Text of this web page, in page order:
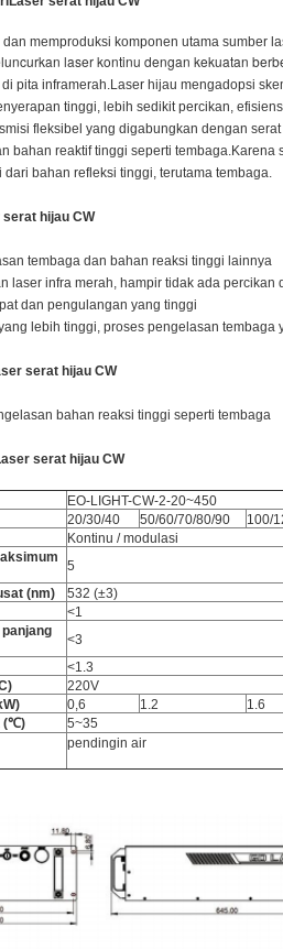
memproduksi komponen utama sumber
laser kontinu dengan kekuatan
pita inframerah.Laser hijau mengadopsi
tinggi, lebih sedikit percikan,
fleksibel yang digabungkan dengan
bahan reaktif tinggi seperti
bahan refleksi tinggi, terutama tembaga.
serat hijau CW
tembaga dan bahan reaksi tinggi lainnya
laser infra merah, hampir tidak ada percikan
dan pengulangan yang tinggi
lebih tinggi, proses pengelasan tembaga
serat hijau CW
bahan reaksi tinggi seperti tembaga
serat hijau CW
EO-LIGHT-CW-2-20~450
20/30/40 50/60/70/80/90 100/
Kontinu / modulasi
5
(nm)
532 (±3)
<1
<3
<1.3
220V
0,6 1.2 1.6
(℃)
5~35
pendingin air